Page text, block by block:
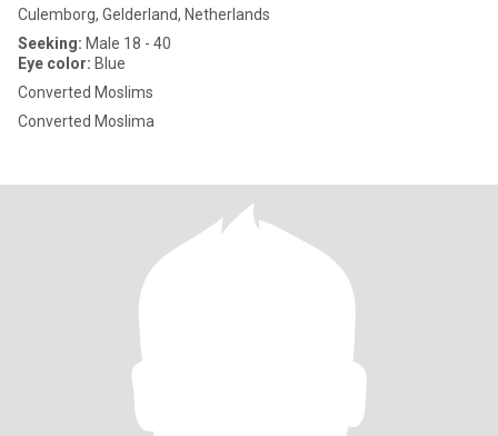
Culemborg, Gelderland, Netherlands
Seeking: Male 18 - 40
Eye color: Blue
Converted Moslims
Converted Moslima